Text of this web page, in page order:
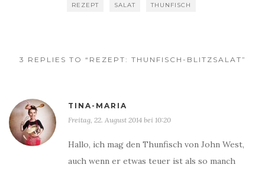
REZEPT SALAT THUNFISCH
3 REPLIES TO “REZEPT: THUNFISCH-BLITZSALAT”
TINA-MARIA
Freitag, 22. August 2014 bei 10:20
Hallo, ich mag den Thunfisch von John West,
auch wenn er etwas teuer ist als so manch